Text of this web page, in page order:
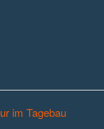
im Tagebau